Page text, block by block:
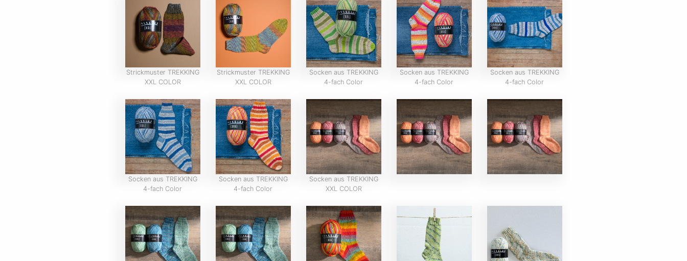
Strickmuster TREKKING
XXL COLOR
Strickmuster TREKKING
XXL COLOR
Socken aus TREKKING
4-fach Color
Socken aus TREKKING
4-fach Color
Socken aus TREKKING
4-fach Color
Socken aus TREKKING
4-fach Color
Socken aus TREKKING
4-fach Color
Socken aus TREKKING
XXL COLOR